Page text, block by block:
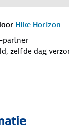
Hike Horizon
partner
zelfde dag